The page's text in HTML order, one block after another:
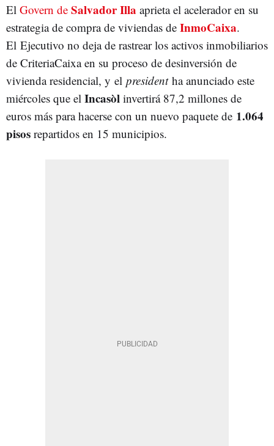
El Govern de Salvador Illa aprieta el acelerador en su
estrategia de compra de viviendas de InmoCaixa.
El Ejecutivo no deja de rastrear los activos inmobiliarios
de CriteriaCaixa en su proceso de desinversión de
vivienda residencial, y el presidentha anunciado este
miércoles que el Incasòl invertirá 87,2 millones de
euros más para hacerse con un nuevo paquete de 1.064
pisos repartidos en 15 municipios.